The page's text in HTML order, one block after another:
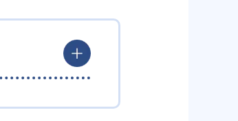
場合は対面サポ